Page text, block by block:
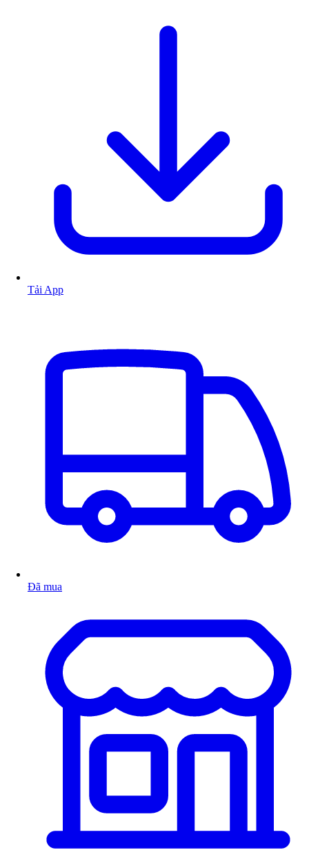
Tải App
Đã mua